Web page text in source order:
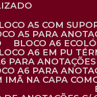
BLOCO A5 COM
A5 PARA
BLOCO A6
BLOCO A6 EM PU
PARA
A6 PARA
IMÃ NA CAPA